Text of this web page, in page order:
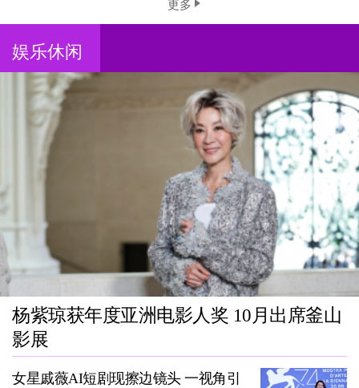
更多
娱乐休闲
杨紫琼获年度亚洲电影人奖 10月出席釜山
影展
女星戚薇AI短剧现擦边镜头 一视角引